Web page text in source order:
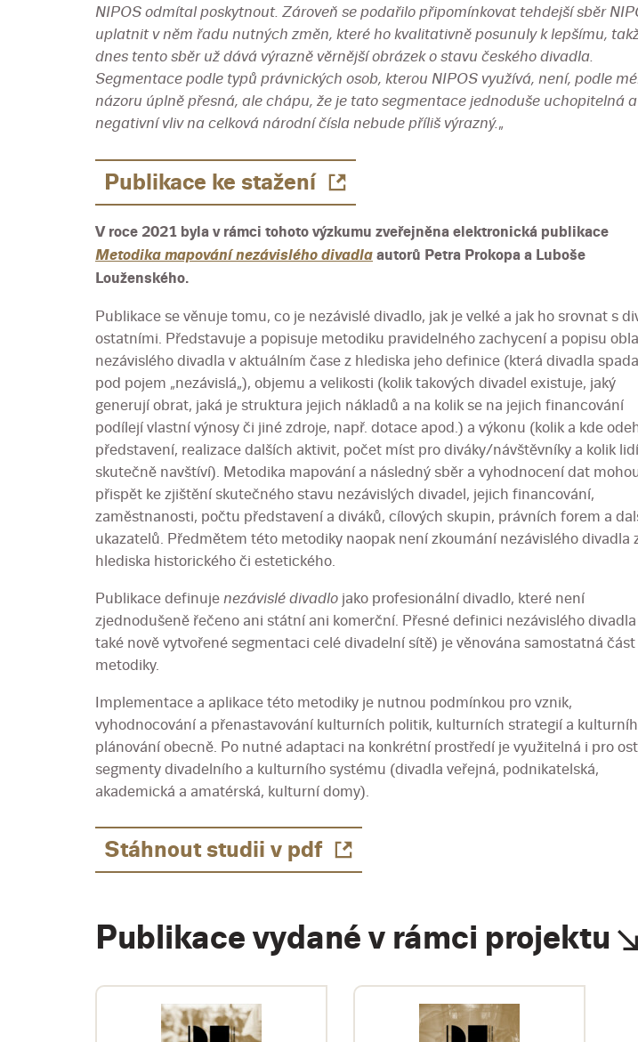
NIPOS odmítal poskytnout. Zároveň se podařilo připomínkovat tehdejší sběr
uplatnit v něm řadu nutných změn, které ho kvalitativně posunuly k lepšímu,
dnes tento sběr už dává výrazně věrnější obrázek o stavu českého divadla.
Segmentace podle typů právnických osob, kterou NIPOS využívá, není, podle
názoru úplně přesná, ale chápu, že je tato segmentace jednoduše uchopitelná a
negativní vliv na celková národní čísla nebude příliš výrazný.„
Publikace ke stažení
V roce 2021 byla v rámci tohoto výzkumu zveřejněna elektronická publikace
Metodika mapování nezávislého divadla autorů Petra Prokopa a Luboše
Louženského.
Publikace se věnuje tomu, co je nezávislé divadlo, jak je velké a jak ho srovnat s
ostatními. Představuje a popisuje metodiku pravidelného zachycení a popisu
nezávislého divadla v aktuálním čase z hlediska jeho definice (která divadla
pod pojem „nezávislá„), objemu a velikosti (kolik takových divadel existuje, jaký
generují obrat, jaká je struktura jejich nákladů a na kolik se na jejich financování
podílejí vlastní výnosy či jiné zdroje, např. dotace apod.) a výkonu (kolik a kde
představení, realizace dalších aktivit, počet míst pro diváky/návštěvníky a kolik
skutečně navštíví). Metodika mapování a následný sběr a vyhodnocení dat
přispět ke zjištění skutečného stavu nezávislých divadel, jejich financování,
zaměstnanosti, počtu představení a diváků, cílových skupin, právních forem a
ukazatelů. Předmětem této metodiky naopak není zkoumání nezávislého divadla
hlediska historického či estetického.
Publikace definuje nezávislé divadlo jako profesionální divadlo, které není
zjednodušeně řečeno ani státní ani komerční. Přesné definici nezávislého divadla
také nově vytvořené segmentaci celé divadelní sítě) je věnována samostatná část
metodiky.
Implementace a aplikace této metodiky je nutnou podmínkou pro vznik,
vyhodnocování a přenastavování kulturních politik, kulturních strategií a
plánování obecně. Po nutné adaptaci na konkrétní prostředí je využitelná i pro
segmenty divadelního a kulturního systému (divadla veřejná, podnikatelská,
akademická a amatérská, kulturní domy).
Stáhnout studii v pdf
Publikace vydané v rámci projektu